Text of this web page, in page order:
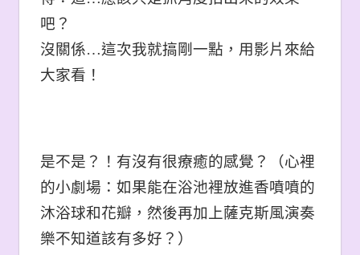
吧？
沒關係…這次我就搞剛一點，用影片來給
大家看！
是不是？！有沒有很療癒的感覺？（心裡
的小劇場：如果能在浴池裡放進香噴噴的
沐浴球和花瓣，然後再加上薩克斯風演奏
樂不知道該有多好？ ）